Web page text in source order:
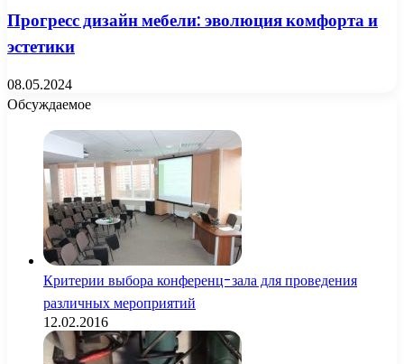
Прогресс дизайн мебели: эволюция комфорта и
эстетики
08.05.2024
Обсуждаемое
Критерии выбора конференц-зала для проведения
различных мероприятий
12.02.2016